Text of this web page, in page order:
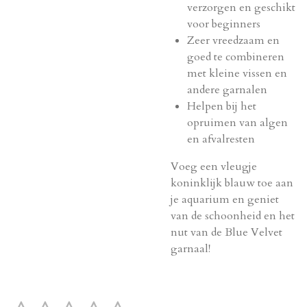
verzorgen en geschikt
voor beginners
Zeer vreedzaam en
goed te combineren
met kleine vissen en
andere garnalen
Helpen bij het
opruimen van algen
en afvalresten
Voeg een vleugje
koninklijk blauw toe aan
je aquarium en geniet
van de schoonheid en het
nut van de Blue Velvet
garnaal!